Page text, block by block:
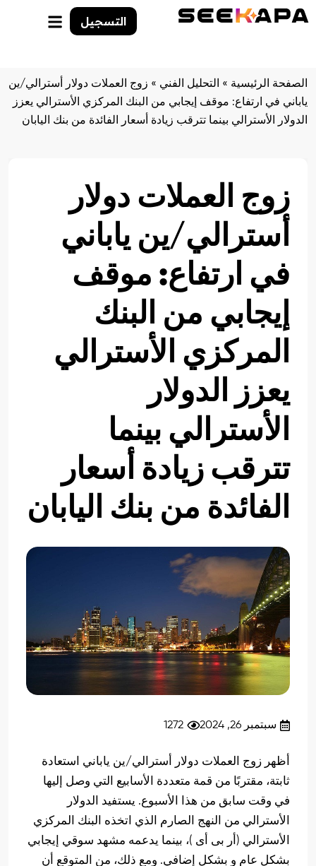
التسجيل
الصفحة الرئيسية » التحليل الفني » زوج العملات دولار أسترالي/ين
ياباني في ارتفاع: موقف إيجابي من البنك المركزي الأسترالي يعزز
الدولار الأسترالي بينما تترقب زيادة أسعار الفائدة من بنك اليابان
زوج العملات دولار
أسترالي/ين ياباني
في ارتفاع: موقف
إيجابي من البنك
المركزي الأسترالي
يعزز الدولار
الأسترالي بينما
تترقب زيادة أسعار
الفائدة من بنك اليابان
سبتمبر 26, 2024 1272
أظهر زوج العملات دولار أسترالي/ين ياباني استعادة
ثابتة، مقتربًا من قمة متعددة الأسابيع التي وصل إليها
في وقت سابق من هذا الأسبوع. يستفيد الدولار
الأسترالي من النهج الصارم الذي اتخذه البنك المركزي
الأسترالي (أر بى أى )، بينما يدعمه مشهد سوقي إيجابي
بشكل عام و بشكل إضافي. ومع ذلك، من المتوقع أن